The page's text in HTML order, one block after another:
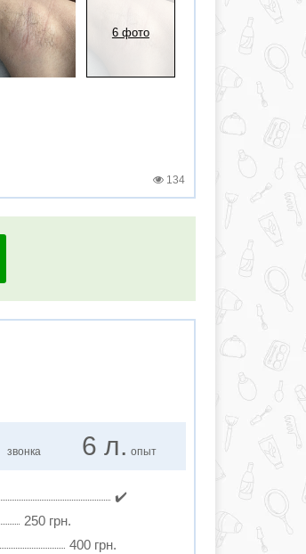
6 фото
134
звонка 6 л. опыт
✔️
250 грн.
400 грн.